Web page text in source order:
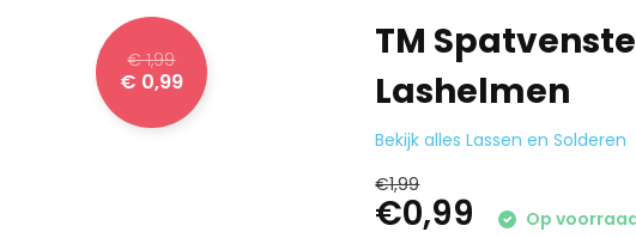
€ 1,99
€ 0,99
TM
Lashelmen
Bekijk alles Lassen en Solderen
€1,99
€0,99 Op